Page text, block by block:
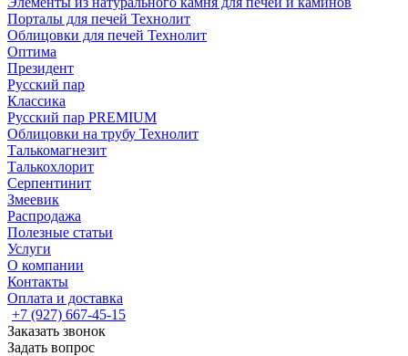
Порталы для печей Технолит
Облицовки для печей Технолит
Оптима
Президент
Русский пар
Классика
Русский пар PREMIUM
Облицовки на трубу Технолит
Талькомагнезит
Талькохлорит
Серпентинит
Змеевик
Распродажа
Полезные статьи
Услуги
О компании
Контакты
Оплата и доставка
+7 (927) 667-45-15
Заказать звонок
Задать вопрос